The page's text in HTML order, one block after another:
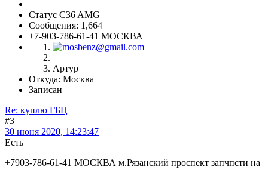
Статус C36 AMG
Сообщения: 1,664
+7-903-786-61-41 МОСКВА
Артур
Откуда: Москва
Записан
Re: куплю ГБЦ
#3
30 июня 2020, 14:23:47
Есть
+7903-786-61-41 МОСКВА м.Рязанский проспект запчпсти на